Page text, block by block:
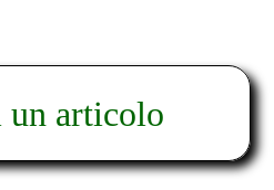
un articolo